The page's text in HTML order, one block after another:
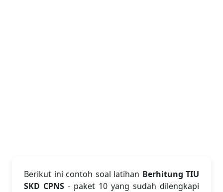
Berikut ini contoh soal latihan Berhitung TIU
SKD CPNS - paket 10 yang sudah dilengkapi